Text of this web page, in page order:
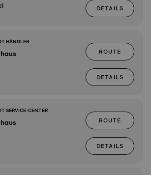
DETAILS
HÄNDLER
ROUTE
DETAILS
SERVICE-CENTER
ROUTE
DETAILS